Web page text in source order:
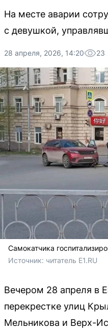
На месте аварии
с девушкой,
28 апреля, 2026, 14:20 23
Самокатчика
Источник: читатель E1.RU
Вечером 28 апреля в
перекрестке улиц
Мельникова и Верх-